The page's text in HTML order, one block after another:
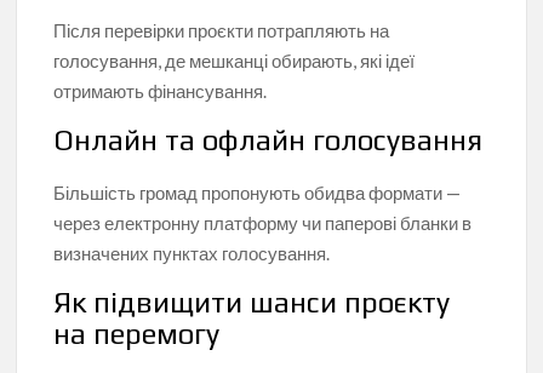
Після перевірки проєкти потрапляють на
голосування, де мешканці обирають, які ідеї
отримають фінансування.
Онлайн та офлайн голосування
Більшість громад пропонують обидва формати —
через електронну платформу чи паперові бланки в
визначених пунктах голосування.
Як підвищити шанси проєкту
на перемогу